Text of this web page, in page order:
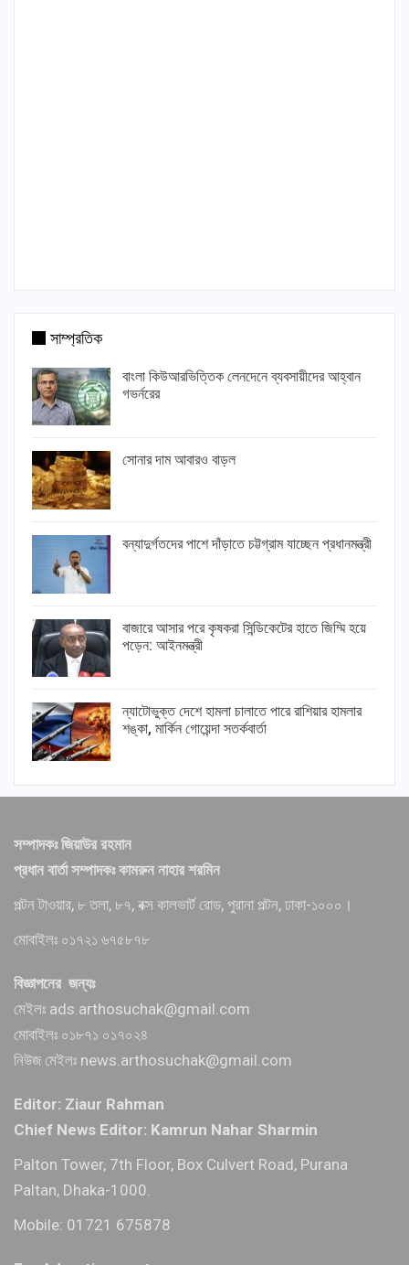
সাম্প্রতিক
বাংলা কিউআরভিত্তিক লেনদেনে ব্যবসায়ীদের আহ্বান
গভর্নরের
সোনার দাম আবারও বাড়ল
বন্যাদুর্গতদের পাশে দাঁড়াতে চট্টগ্রাম যাচ্ছেন প্রধানমন্ত্রী
বাজারে আসার পরে কৃষকরা সিন্ডিকেটের হাতে জিম্মি হয়ে
পড়েন: আইনমন্ত্রী
ন্যাটোভুক্ত দেশে হামলা চালাতে পারে রাশিয়ার হামলার
শঙ্কা, মার্কিন গোয়েন্দা সতর্কবার্তা
সম্পাদকঃ জিয়াউর রহমান
প্রধান বার্তা সম্পাদকঃ কামরুন নাহার শরমিন
পল্টন টাওয়ার, ৮ তলা, ৮৭, বক্স কালভার্ট রোড, পুরানা পল্টন, ঢাকা-১০০০।
মোবাইলঃ ০১৭২১ ৬৭৫৮৭৮
বিজ্ঞাপনের জন্যঃ
মেইলঃ ads.arthosuchak@gmail.com
মোবাইলঃ ০১৮৭১ ০১৭০২৪
নিউজ মেইলঃ news.arthosuchak@gmail.com
Editor: Ziaur Rahman
Chief News Editor: Kamrun Nahar Sharmin
Palton Tower, 7th Floor, Box Culvert Road, Purana
Paltan, Dhaka-1000.
Mobile: 01721 675878